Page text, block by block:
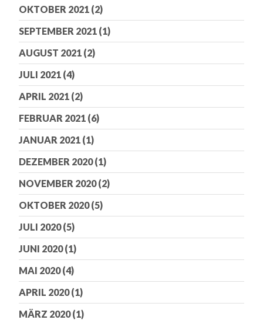
OKTOBER 2021 (2)
SEPTEMBER 2021 (1)
AUGUST 2021 (2)
JULI 2021 (4)
APRIL 2021 (2)
FEBRUAR 2021 (6)
JANUAR 2021 (1)
DEZEMBER 2020(1)
NOVEMBER 2020(2)
OKTOBER 2020(5)
JULI 2020(5)
JUNI 2020(1)
MAI 2020(4)
APRIL 2020(1)
MÄRZ 2020(1)